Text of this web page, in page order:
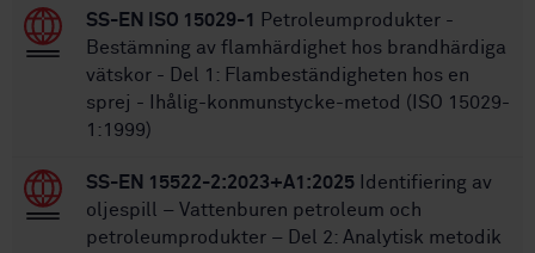
SS-EN ISO 15029-1
Petroleumprodukter -
Bestämning av flamhärdighet hos brandhärdiga
vätskor - Del 1: Flambeständigheten hos en
sprej - Ihålig-konmunstycke-metod (ISO 15029-
1:1999)
SS-EN 15522-2:2023+A1:2025 Identifiering av
oljespill – Vattenburen petroleum och
petroleumprodukter – Del 2: Analytisk metodik